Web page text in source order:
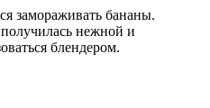
замораживать бананы.
нежной и
блендером.